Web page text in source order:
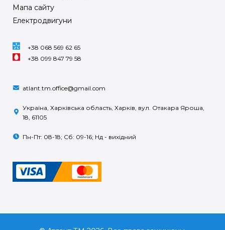
Мапа сайту
Електродвигуни
+38 068 569 62 65
+38 099 847 79 58
atlant.tm.office@gmail.com
Україна, Харківська область, Харків, вул. Отакара Яроша,
18, 61105
Пн-Пт: 08-18; Сб: 09-16; Нд - вихідний